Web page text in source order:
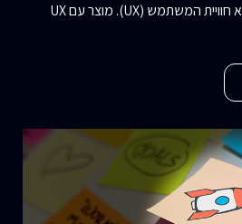
שמושך את תשומת ליבם הוא חוויית המשתמש (UX). מוצר עם UX